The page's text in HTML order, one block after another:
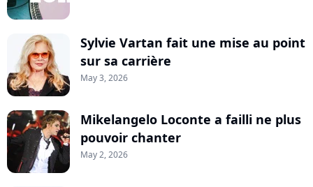
Sylvie Vartan fait une mise au point
sur sa carrière
May 3, 2026
Mikelangelo Loconte a failli ne plus
pouvoir chanter
May 2, 2026